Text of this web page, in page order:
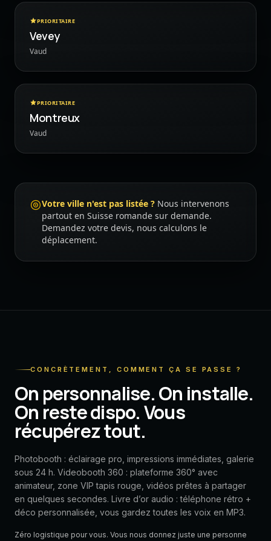
PRIORITAIRE
Vevey
Vaud
PRIORITAIRE
Montreux
Vaud
Votre ville n'est pas listée ? Nous intervenons
partout en Suisse romande sur demande.
Demandez votre devis, nous calculons le
déplacement.
CONCRÈTEMENT, COMMENT ÇA SE PASSE ?
On personnalise. On installe.
On reste dispo. Vous
récupérez tout.
Photobooth : éclairage pro, impressions immédiates, galerie
sous 24 h. Videobooth 360 : plateforme 360° avec
animateur, zone VIP tapis rouge, vidéos prêtes à partager
en quelques secondes. Livre d’or audio : téléphone rétro +
déco personnalisée, vous gardez toutes les voix en MP3.
Zéro logistique pour vous. Vous nous donnez juste une personne